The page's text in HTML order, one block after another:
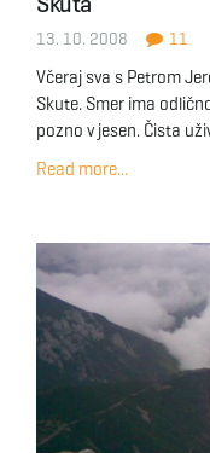
13. 10. 2008 11
Včeraj sva s Petrom
Skute. Smer ima
pozno v jesen. Čista
Read more...